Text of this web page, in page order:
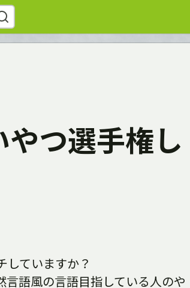
つ選手権し
していますか？
語風の言語目指している人のや